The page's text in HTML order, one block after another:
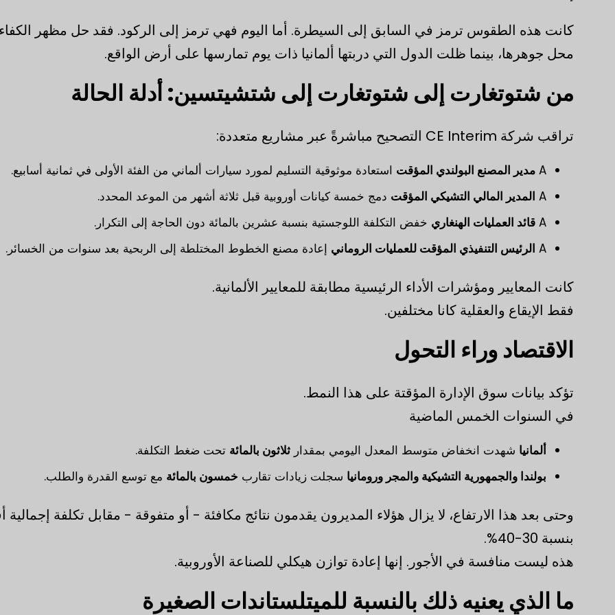
كانت هذه الطقوس ترمز في السابق إلى السيطرة. أما اليوم فهي ترمز إلى الركود. فقد حل مظهر
محل جوهرها، بينما ظلت الدول التي دربتها ألمانيا ذات يوم تمارسها على أرض الواقع.
من شتوتغارت إلى شتوتغارت إلى شتشيتسين: أدلة الحالة
تراقب شركة CE Interim التصحيح مباشرةً عبر مشاريع متعددة:
A مدير المصنع البولندي المؤقت استعادة موثوقية التسليم لمورد سيارات ألماني من الفئة الأولى في ثمانية أسابيع.
A المدير المالي التشيكي المؤقت دمج خمسة كيانات أوروبية قبل ثلاثة أشهر من الموعد المحدد.
A قائد العمليات الهنغاري خفض التكلفة اللوجستية بنسبة عشرين بالمائة دون الحاجة إلى التكرار.
A الرئيس التنفيذي المؤقت للعمليات الروماني إعادة مصنع الخطوط المختلطة إلى الربحية بعد سنوات من الخسائر.
كانت المعايير ومؤشرات الأداء الرئيسية مطابقة للمعايير الألمانية.
فقط الإيقاع والعقلية كانا مختلفين.
الاقتصاد وراء التحول
تؤكد بيانات سوق الإدارة المؤقتة على هذا النمط.
في السنوات الخمس الماضية
ألمانيا شهدت انخفاض متوسط المعدل اليومي بمقدار ثلاثون بالمائة تحت ضغط التكلفة.
بولندا والجمهورية التشيكية والمجر ورومانيا سجلت زيادات تقارب خمسون بالمائة مع توسع القدرة والطلب.
وحتى بعد هذا الارتفاع، لا يزال هؤلاء المديرون يقدمون نتائج مكافئة - أو متفوقة - مقابل تكلفة إجمالية
بنسبة 30-40%.
هذه ليست منافسة في الأجور. إنها إعادة توازن هيكلي للصناعة الأوروبية.
ما الذي يعنيه ذلك بالنسبة للميتلستاندات الصغيرة